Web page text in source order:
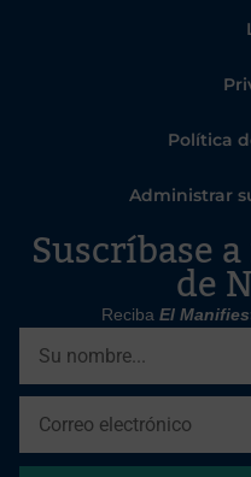
Política
Administrar
Suscríbase
de
Reciba El